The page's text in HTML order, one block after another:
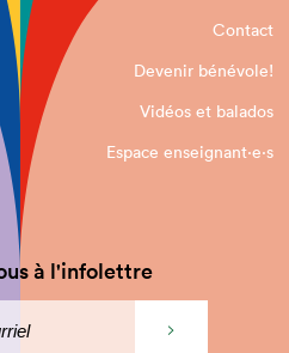
Contact
Devenir bénévole!
Vidéos et balados
Espace enseignant·e⋅s
à l'infolettre